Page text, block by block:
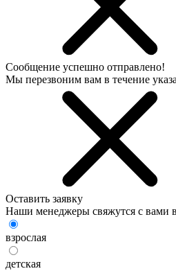
Сообщение успешно отправлено!
Мы перезвоним вам в течение
Оставить заявку
Наши менеджеры свяжутся с вами
взрослая
детская